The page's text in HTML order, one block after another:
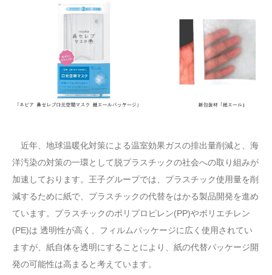
近年、地球温暖化対策による温室効果ガスの排出量削減と、海
洋汚染の対策の一環として脱プラスチックの社会への取り組みが
加速しております。王子グループでは、プラスチック使用量を削
減するために紙で、プラスチックの代替をはかる製品開発を進め
ています。プラスチックのポリプロピレン(PP)やポリエチレン
(PE)は 透明性が高く、フィルムパッケージに広く使用されてい
ますが、紙自体を透明にすることにより、紙の代替パッケージ開
発の可能性は高まると考えています。